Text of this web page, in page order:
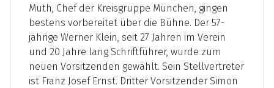
Muth, Chef der Kreisgruppe München, gingen
bestens vorbereitet über die Bühne. Der 57-
jährige Werner Klein, seit 27 Jahren im Verein
und 20 Jahre lang Schriftführer, wurde zum
neuen Vorsitzenden gewählt. Sein Stellvertreter
ist Franz Josef Ernst. Dritter Vorsitzender Simon